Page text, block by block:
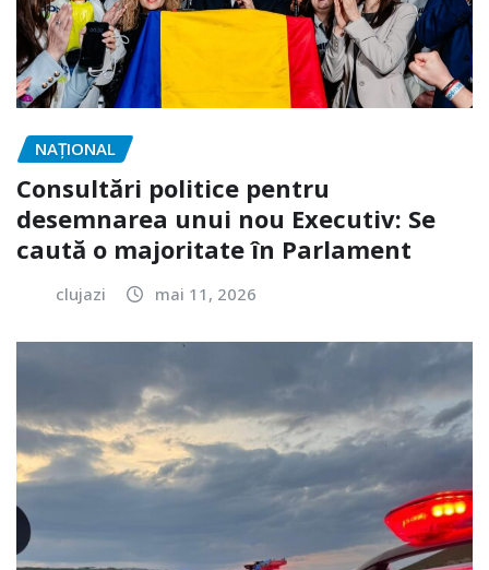
NAŢIONAL
Consultări politice pentru
desemnarea unui nou Executiv: Se
caută o majoritate în Parlament
clujazi mai 11, 2026